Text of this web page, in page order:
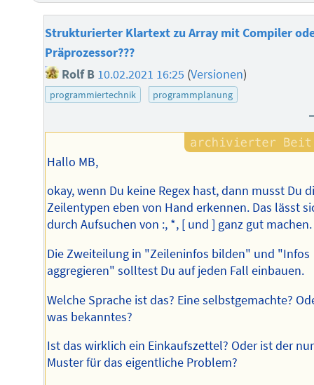
Strukturierter Klartext zu Array mit Compiler
Präprozessor???
Rolf B 10.02.2021 16:25 (Versionen)
programmiertechnik programmplanung
Hallo MB,
okay, wenn Du keine Regex hast, dann musst Du
Zeilentypen eben von Hand erkennen. Das lässt
durch Aufsuchen von :, *, [ und ] ganz gut machen.
Die Zweiteilung in "Zeileninfos bilden" und "Infos
aggregieren" solltest Du auf jeden Fall einbauen.
Welche Sprache ist das? Eine selbstgemachte?
was bekanntes?
Ist das wirklich ein Einkaufszettel? Oder ist der
Muster für das eigentliche Problem?